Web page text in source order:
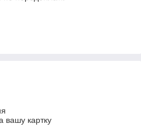
вашу картку